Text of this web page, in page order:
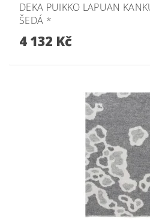
DEKA PUIKKO LAPUAN
ŠEDÁ *
4 132 Kč